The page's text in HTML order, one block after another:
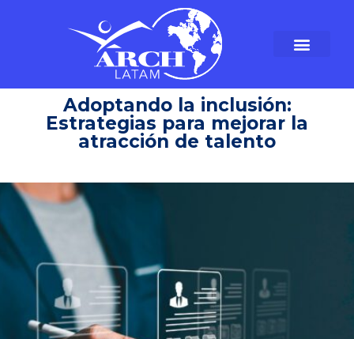
Adoptando la inclusión:
Estrategias para mejorar la
atracción de talento